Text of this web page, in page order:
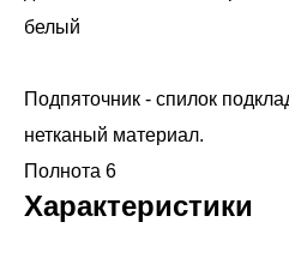
белый
Подпяточник - спилок
нетканый материал.
Полнота 6
Характеристики